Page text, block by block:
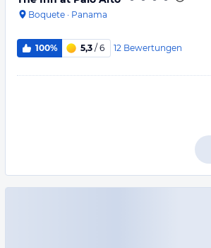
Boquete · Panama
100% 5,3 / 6 12 Bewertungen